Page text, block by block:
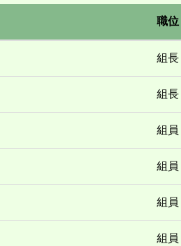
職位
組長
組長
組員
組員
組員
組員